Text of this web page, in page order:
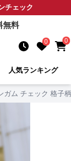
チェック
無料
0 0
人気ランキング
ガム チェック 格子